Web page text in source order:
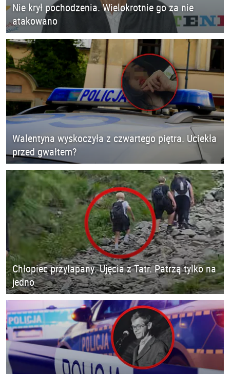
Nie krył pochodzenia. Wielokrotnie go za nie
atakowano
Walentyna wyskoczyła z czwartego piętra. Uciekła
przed gwałtem?
Chłopiec przyłapany. Ujęcia z Tatr. Patrzą tylko na
jedno